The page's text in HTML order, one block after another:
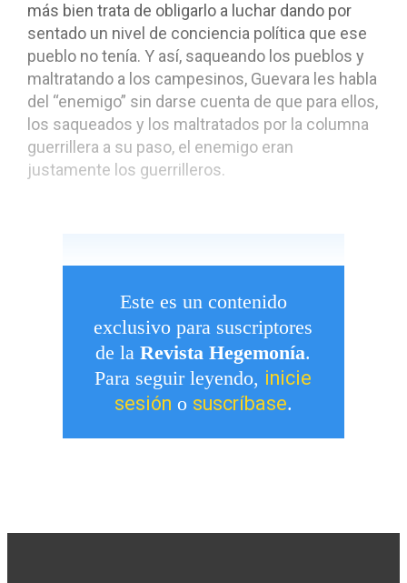
más bien trata de obligarlo a luchar dando por
sentado un nivel de conciencia política que ese
pueblo no tenía. Y así, saqueando los pueblos y
maltratando a los campesinos, Guevara les habla
del “enemigo” sin darse cuenta de que para ellos,
los saqueados y los maltratados por la columna
guerrillera a su paso, el enemigo eran
justamente los guerrilleros.
Este es un contenido
exclusivo para suscriptores
de laRevista Hegemonía.
Para seguir leyendo, inicie
sesión o suscríbase.